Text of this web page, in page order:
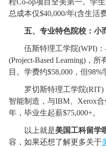
总成本仅$40,000/年(含生活
五、专业特色院校：小
伍斯特理工学院(WPI)：
(Project-Based Learning)，
目。学费约$58,000，但98%
罗切斯特理工学院(RIT)
智能制造，与IBM、Xerox
年，毕业生起薪$75,000+。
以上就是美国工科留学
容，如果还想了解更多关于